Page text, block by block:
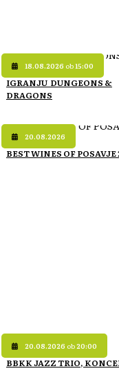
18.08.2026 ob15:00
IGRANJU DUNGEONS &
DRAGONS
20.08.2026
BEST WINES OF POSAVJE
20.08.2026 ob20:00
BBKK JAZZ TRIO,